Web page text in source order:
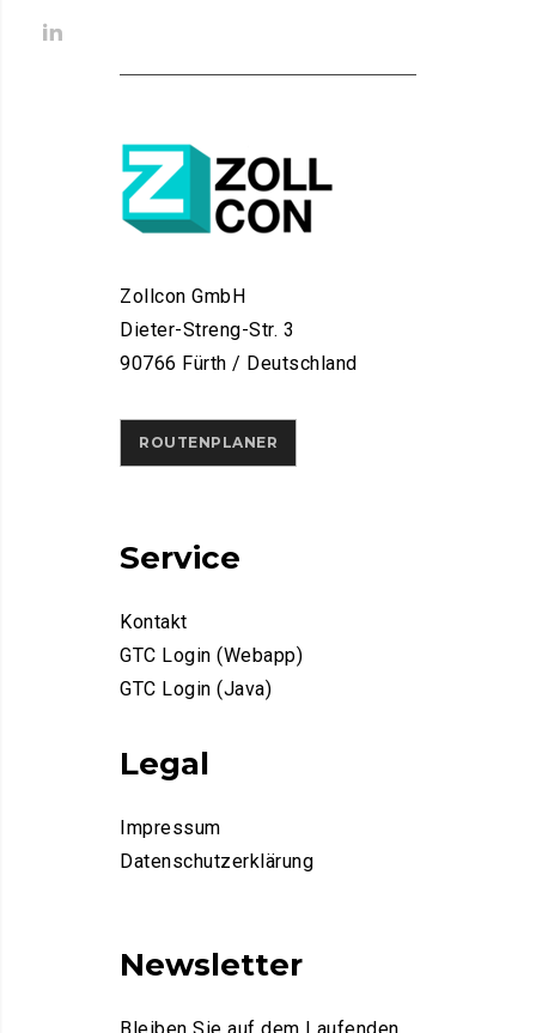
Zollcon GmbH
Dieter-Streng-Str. 3
90766 Fürth / Deutschland
ROUTENPLANER
Service
Kontakt
GTC Login (Webapp)
GTC Login (Java)
Legal
Impressum
Datenschutzerklärung
Newsletter